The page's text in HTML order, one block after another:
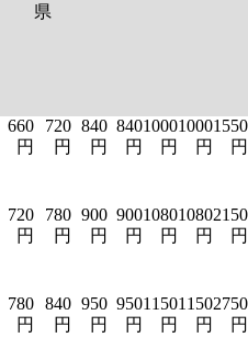
県
660
円
720
円
840
円
840
円
1000
円
1000
円
1550
円
720
円
780
円
900
円
900
円
1080
円
1080
円
2150
円
780
円
840
円
950
円
950
円
1150
円
1150
円
2750
円